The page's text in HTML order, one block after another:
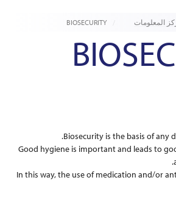
المعلومات BIOSECURITY
Biosecurity is the basis of any
Good hygiene is important and leads to
In this way, the use of medication and/or